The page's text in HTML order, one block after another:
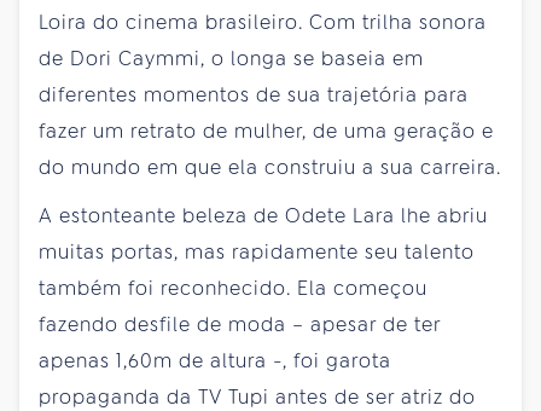
Loira do cinema brasileiro. Com trilha sonora
de Dori Caymmi, o longa se baseia em
diferentes momentos de sua trajetória para
fazer um retrato de mulher, de uma geração e
do mundo em que ela construiu a sua carreira.
A estonteante beleza de Odete Lara lhe abriu
muitas portas, mas rapidamente seu talento
também foi reconhecido. Ela começou
fazendo desfile de moda – apesar de ter
apenas 1,60m de altura -, foi garota
propaganda da TV Tupi antes de ser atriz do